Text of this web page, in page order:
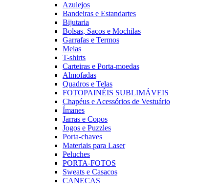
Azulejos
Bandeiras e Estandartes
Bijutaria
Bolsas, Sacos e Mochilas
Garrafas e Termos
Meias
T-shirts
Carteiras e Porta-moedas
Almofadas
Quadros e Telas
FOTOPAINÉIS SUBLIMÁVEIS
Chapéus e Acessórios de Vestuário
Ímanes
Jarras e Copos
Jogos e Puzzles
Porta-chaves
Materiais para Laser
Peluches
PORTA-FOTOS
Sweats e Casacos
CANECAS